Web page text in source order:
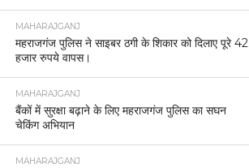
MAHARAJGANJ
महराजगंज पुलिस ने साइबर ठगी के शिकार को दिलाए पूरे 42
हजार रुपये वापस।
MAHARAJGANJ
बैंकों में सुरक्षा बढ़ाने के लिए महराजगंज पुलिस का सघन
चेकिंग अभियान
MAHARAJGANJ